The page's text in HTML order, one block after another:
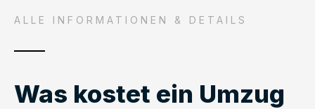
ALLE INFORMATIONEN & DETAILS
Was kostet ein Umzug